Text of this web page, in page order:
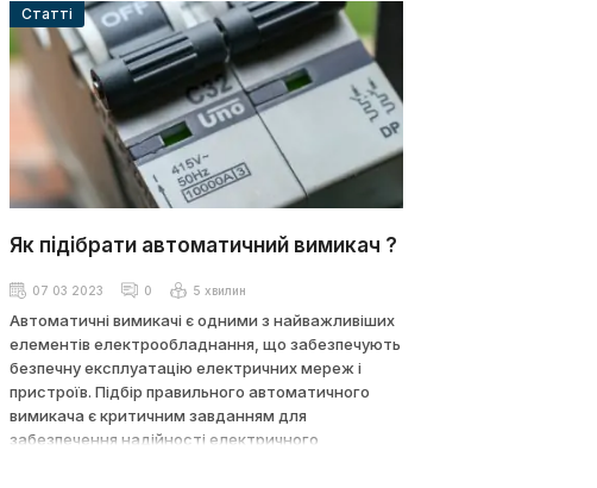
Cтатті
Як підібрати автоматичний вимикач ?
07 03 2023 0 5 хвилин
Автоматичні вимикачі є одними з найважливіших
елементів електрообладнання, що забезпечують
безпечну експлуатацію електричних мереж і
пристроїв. Підбір правильного автоматичного
вимикача є критичним завданням для
забезпечення надійності електричного